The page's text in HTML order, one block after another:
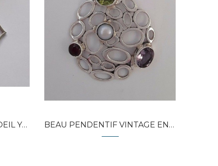
Quick view
BEAU PENDENTIF VINTAGE EN ARGENT...